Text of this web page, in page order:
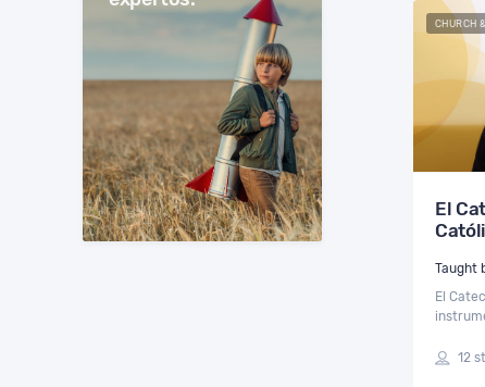
CHURCH
El
El
12